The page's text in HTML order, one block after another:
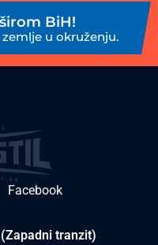
BiH!
u okruženju.
Facebook
(Zapadni tranzit)